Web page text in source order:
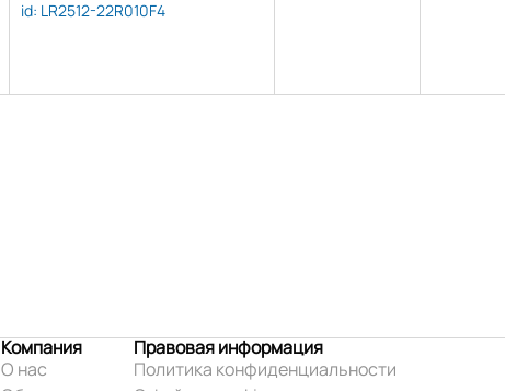
id: LR2512-22R010F4
Компания
О нас
Правовая информация
Политика конфиденциальности